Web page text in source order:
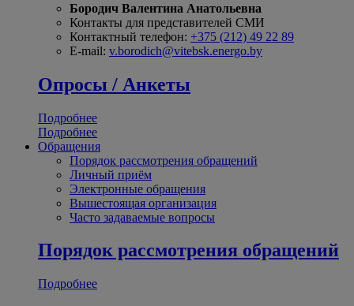
Бородич Валентина Анатольевна
Контакты для представителей СМИ
Контактный телефон: +375 (212) 49 22 89
E-mail: v.borodich@vitebsk.energo.by
Опросы / Анкеты
Подробнее
Подробнее
Обращения
Порядок рассмотрения обращений
Личный приём
Электронные обращения
Вышестоящая организация
Часто задаваемые вопросы
Порядок рассмотрения обращений
Подробнее